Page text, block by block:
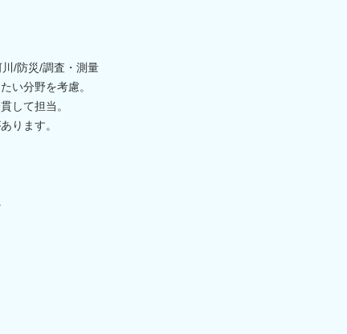
/防災/調査・測量
い分野を考慮。
して担当。
ります。